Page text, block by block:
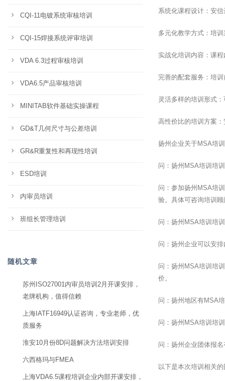
系统化课程设计：安
多元化教学方式：培
实战化培训内容：课
完善的配套服务：培
灵活多样的培训形式
高性价比的培训方案
扬州企业关于MSA培
问：扬州MSA培训培
问：参加扬州MSA培
验。具体可咨询培训
问：扬州MSA培训培
问：扬州企业可以安
问：扬州MSA培训培
价。
问：扬州地区有MSA
问：扬州MSA培训培
问：扬州企业团体报
以下是本次培训相关
CQI-11电镀系统审核培训
CQI-15焊接系统评审培训
VDA 6.3过程审核培训
VDA6.5产品审核培训
MINITAB软件基础实操课程
GD&T几何尺寸与公差培训
GR&R重复性和再现性培训
ESD培训
内审员培训
班组长管理培训
随机文章
苏州ISO27001内审员培训2月开课安排，
老牌机构，值得信赖
上海IATF16949认证咨询，专业老师，优
质服务
淮安10月份8D问题解决方法培训安排
六西格玛与FMEA
上海VDA6.5课程培训企业内部开课安排，